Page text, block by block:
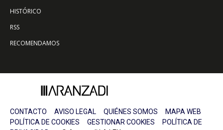
HISTÓRICO
RSS
RECOMENDAMOS
CONTACTO AVISO LEGAL QUIÉNES SOMOS
MAPA WEB
POLÍTICA DE COOKIES
GESTIONAR COOKIES
POLÍTICA DE